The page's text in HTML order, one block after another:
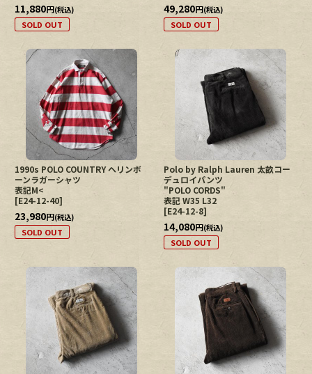
11,880円(税込)
SOLD OUT
49,280円(税込)
SOLD OUT
1990s POLO COUNTRY ヘリンボ
ーンラガーシャツ
表記M<
[E24-12-40]
23,980円(税込)
SOLD OUT
Polo by Ralph Lauren 太畝コー
デュロイパンツ
"POLO CORDS"
表記 W35 L32
[E24-12-8]
14,080円(税込)
SOLD OUT